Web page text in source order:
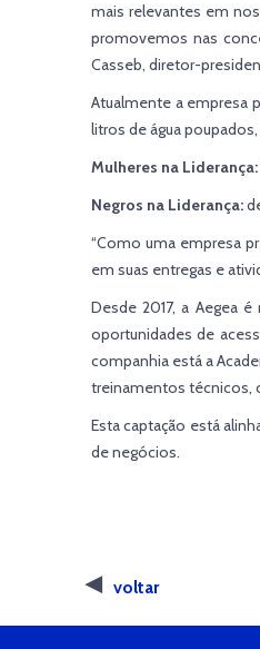
mais relevantes em
promovemos nas
Casseb, diretor-
Atualmente a empresa
litros de água
Mulheres na Liderança:
Negros na Liderança:
“Como uma empresa
em suas entregas e
Desde 2017, a Aegea
oportunidades de
companhia está a
treinamentos técnicos,
Esta captação está
de negócios.
voltar